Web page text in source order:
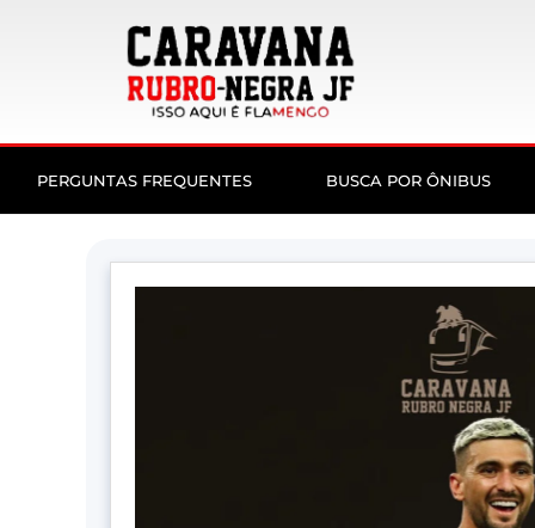
PERGUNTAS FREQUENTES BUSCA POR ÔNIBUS